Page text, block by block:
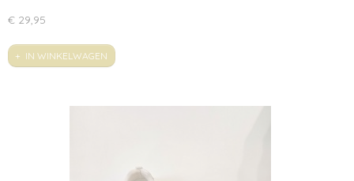
€ 29,95
IN WINKELWAGEN